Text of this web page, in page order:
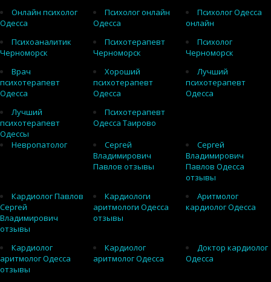
Онлайн психолог
Одесса
Психолог онлайн
Одесса
Психолог Одесса
онлайн
Психоаналитик
Черноморск
Психотерапевт
Черноморск
Психолог
Черноморск
Врач
психотерапевт
Одесса
Хороший
психотерапевт
Одесса
Лучший
психотерапевт
Одесса
Лучший
психотерапевт
Одессы
Психотерапевт
Одесса Таирово
Невропатолог
Сергей
Владимирович
Павлов отзывы
Сергей
Владимирович
Павлов Одесса
отзывы
Кардиолог Павлов
Сергей
Владимирович
отзывы
Кардиологи
аритмологи Одесса
отзывы
Аритмолог
кардиолог Одесса
Кардиолог
аритмолог Одесса
отзывы
Кардиолог
аритмолог Одесса
Доктор кардиолог
Одесса